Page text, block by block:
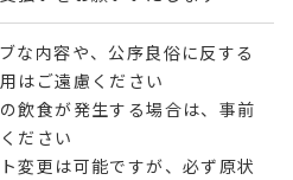
な内容や、公序良俗に反する
はご遠慮ください
飲食が発生する場合は、事前
ださい
変更は可能ですが、必ず原状